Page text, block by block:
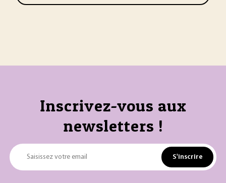
Inscrivez-vous aux
newsletters !
Saisissez votre email S'inscrire